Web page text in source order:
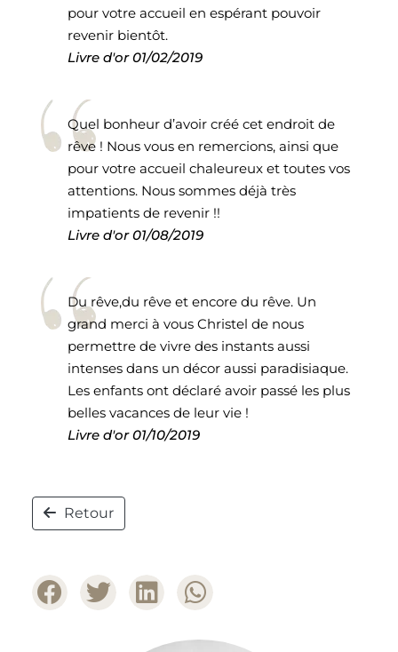
pour votre accueil en espérant pouvoir
revenir bientôt.
Livre d'or01/02/2019
Quel bonheur d’avoir créé cet endroit de
rêve ! Nous vous en remercions, ainsi que
pour votre accueil chaleureux et toutes vos
attentions. Nous sommes déjà très
impatients de revenir !!
Livre d'or01/08/2019
Du rêve,du rêve et encore du rêve. Un
grand merci à vous Christel de nous
permettre de vivre des instants aussi
intenses dans un décor aussi paradisiaque.
Les enfants ont déclaré avoir passé les plus
belles vacances de leur vie !
Livre d'or01/10/2019
Retour